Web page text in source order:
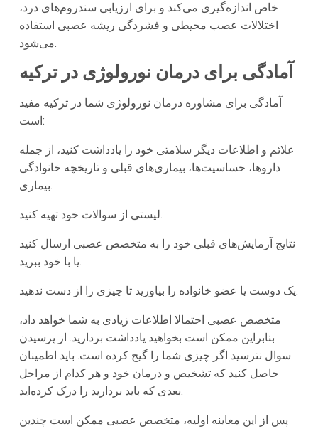
خاص اندازه‌گیری می‌کند و برای ارزیابی سندروم‌های درد،
اختلالات عصب محیطی و فشردگی ریشه عصبی استفاده
می‌شود.
آمادگی برای درمان نورولوژی در ترکیه
آمادگی برای مشاوره درمان نورولوژی شما در ترکیه مفید
است:
علائم و اطلاعات دیگر سلامتی خود را یادداشت کنید، از جمله
داروها، حساسیت‌ها، بیماری‌های قبلی و تاریخچه خانوادگی
بیماری.
لیستی از سوالات خود تهیه کنید.
نتایج آزمایش‌های قبلی خود را به متخصص عصبی ارسال کنید
یا با خود ببرید.
یک دوست یا عضو خانواده را بیاورید تا چیزی را از دست ندهید.
متخصص عصبی احتمالا اطلاعات زیادی به شما خواهد داد،
بنابراین ممکن است بخواهید یادداشت بردارید. از پرسیدن
سوال نترسید اگر چیزی شما را گیج کرده است. باید اطمینان
حاصل کنید که تشخیص و درمان خود و هر کدام از مراحل
بعدی که باید بردارید را درک کرده‌اید.
پس از این معاینه اولیه، متخصص عصبی ممکن است چندین